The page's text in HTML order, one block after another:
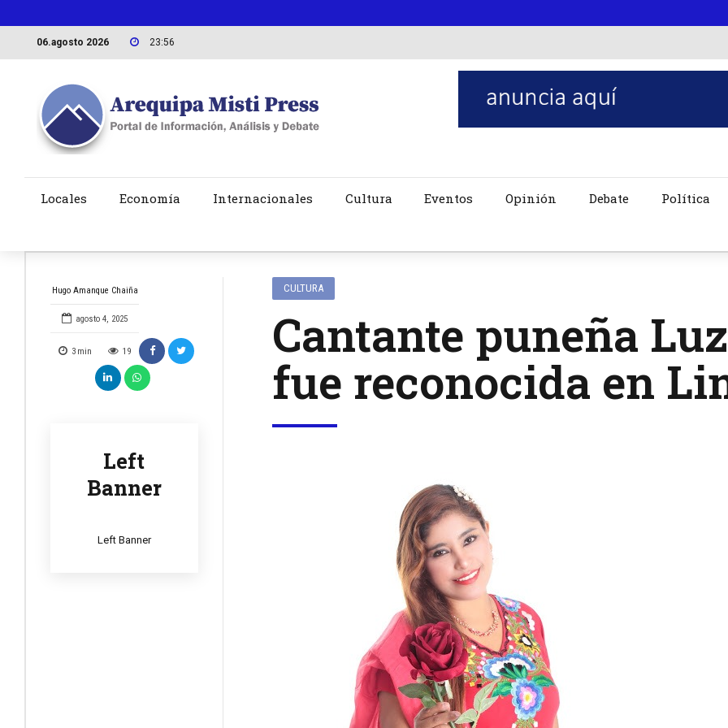
06.agosto 2026 23:57
Locales Economía Internacionales Cultura Eventos Opinión Debate Política
Hugo Amanque Chaiña
agosto 4, 2025
3 min 19
Left
Banner
Left Banner
CULTURA
Cantante puneña
fue reconocida en